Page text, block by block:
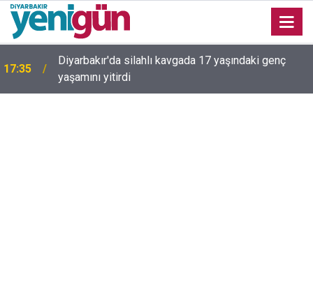
Diyarbakır'da silahlı kavgada 17 yaşındaki genç
yaşamını yitirdi
16:54 Bahceli'den Öcalan ve Demirtaş açıklaması